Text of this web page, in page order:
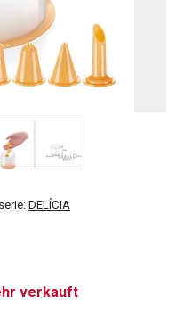
DELÍCIA
verkauft